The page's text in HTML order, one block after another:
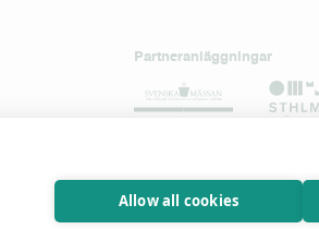
Partneranläggningar
Allow all cookies